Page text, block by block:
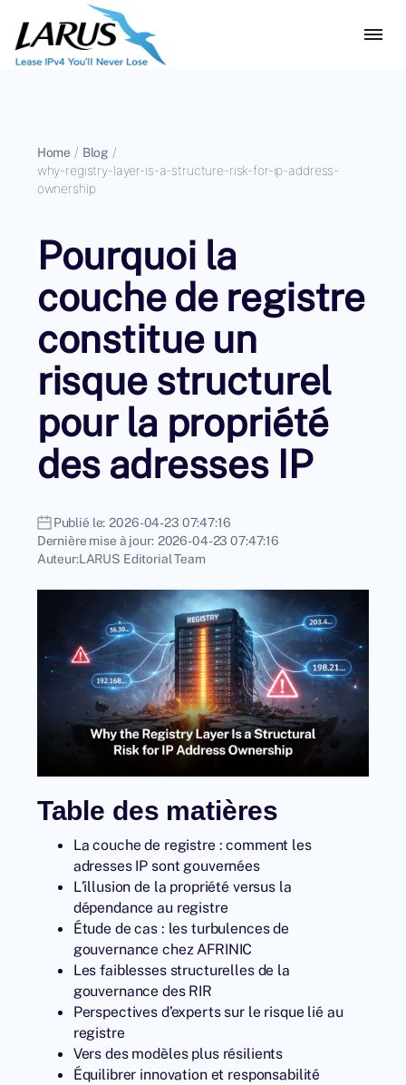
Home / Blog /
why-registry-layer-is-a-structure-risk-for-ip-address-
ownership
Pourquoi la
couche de registre
constitue un
risque structurel
pour la propriété
des adresses IP
Publié le: 2026-04-23 07:47:16
Dernière mise à jour: 2026-04-23 07:47:16
Auteur:LARUS Editorial Team
Table des matières
La couche de registre : comment les
adresses IP sont gouvernées
L’illusion de la propriété versus la
dépendance au registre
Étude de cas : les turbulences de
gouvernance chez AFRINIC
Les faiblesses structurelles de la
gouvernance des RIR
Perspectives d’experts sur le risque lié au
registre
Vers des modèles plus résilients
Équilibrer innovation et responsabilité